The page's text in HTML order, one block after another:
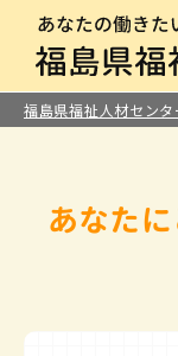
福島県福祉人材センタ
あなた